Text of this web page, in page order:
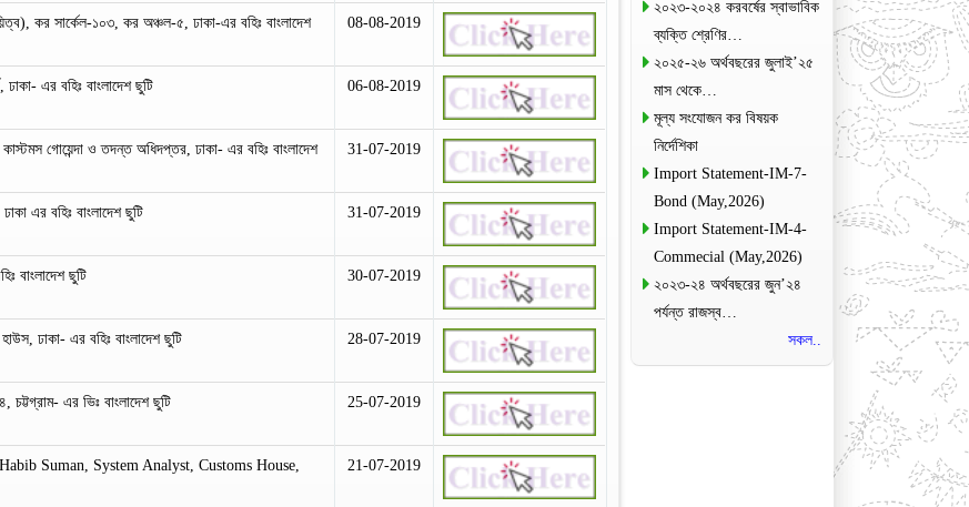
কর সার্কেল-১০৩, কর অঞ্চল-৫, ঢাকা-এর বহিঃ বাংলাদেশ
08-08-2019
এর বহিঃ বাংলাদেশ ছুটি 06-08-2019
গোয়েন্দা ও তদন্ত অধিদপ্তর, ঢাকা- এর বহিঃ বাংলাদেশ
31-07-2019
এর বহিঃ বাংলাদেশ ছুটি 31-07-2019
বাংলাদেশ ছুটি 30-07-2019
ঢাকা- এর বহিঃ বাংলাদেশ ছুটি 28-07-2019
এর ভিঃ বাংলাদেশ ছুটি 25-07-2019
Suman, System Analyst, Customs House,
21-07-2019
২০২৩-২০২৪ করবর্ষের স্বাভাবিক
ব্যক্তি শ্রেণির…
২০২৫-২৬ অর্থবছরের জুলাই’২৫
মাস থেকে…
মূল্য সংযোজন কর বিষয়ক
নির্দেশিকা
Import Statement-IM-7-
Bond (May,2026)
Import Statement-IM-4-
Commecial (May,2026)
২০২৩-২৪ অর্থবছরের জুন’২৪
পর্যন্ত রাজস্ব…
সকল..